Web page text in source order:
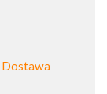
Dostawa